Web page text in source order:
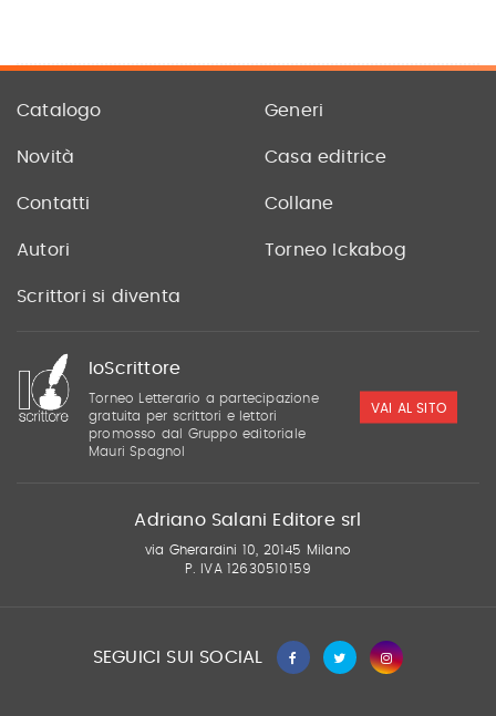
Catalogo Generi
Novità Casa editrice
Contatti Collane
Autori Torneo Ickabog
Scrittori si diventa
IoScrittore
Torneo Letterario a partecipazione
gratuita per scrittori e lettori
promosso dal Gruppo editoriale
Mauri Spagnol
VAI AL SITO
Adriano Salani Editore srl
via Gherardini 10, 20145 Milano
P. IVA 12630510159
SEGUICI SUI SOCIAL